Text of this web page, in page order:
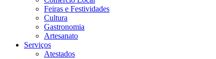
Feiras e Festividades
Cultura
Gastronomia
Artesanato
Serviços
Atestados